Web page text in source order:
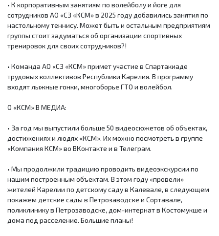
• К корпоративным занятиям по волейболу и йоге для
сотрудников АО «СЗ «КСМ» в 2025 году добавились занятия по
настольному теннису. Может быть и остальным предприятиям
группы стоит задуматься об организации спортивных
тренировок для своих сотрудников?!
• Команда АО «СЗ «КСМ» примет участие в Спартакиаде
трудовых коллективов Республики Карелия. В программу
входят лыжные гонки, многоборье ГТО и волейбол.
О «КСМ» В МЕДИА:
• За год мы выпустили больше 50 видеосюжетов об объектах,
достижениях и людях «КСМ». Их можно посмотреть в группе
«Компания КСМ» во ВКонтакте и в Телеграм.
• Мы продолжили традицию проводить видеоэкскурсии по
нашим построенным объектам. В этом году «провели»
жителей Карелии по детскому саду в Калевале, в следующем
покажем детские сады в Петрозаводске и Сортавале,
поликлинику в Петрозаводске, дом-интернат в Костомукше и
дома под расселение. Большие планы!